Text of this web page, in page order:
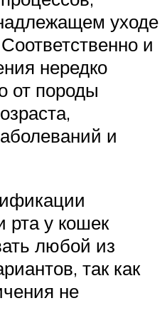
уходе
и
нередко
от породы
и
рта у кошек
любой из
так как
не